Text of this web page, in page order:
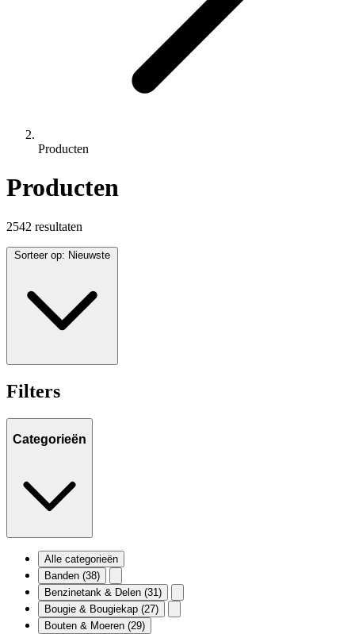
Producten
Producten
2542 resultaten
Sorteer op: Nieuwste
Filters
Categorieën
Alle categorieën
Banden (38)
Benzinetank & Delen (31)
Bougie & Bougiekap (27)
Bouten & Moeren (29)